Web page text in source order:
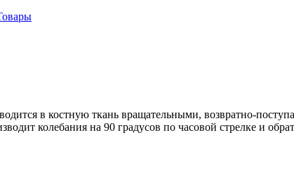
в костную ткань вращательными, возвратно-
колебания на 90 градусов по часовой стрелке и